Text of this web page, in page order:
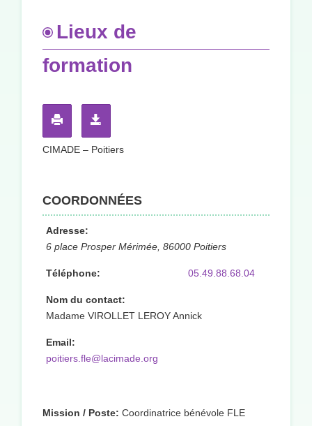
Lieux de
formation
CIMADE – Poitiers
COORDONNÉES
Adresse:
6 place Prosper Mérimée, 86000 Poitiers
Téléphone: 05.49.88.68.04
Nom du contact:
Madame VIROLLET LEROY Annick
Email:
poitiers.fle@lacimade.org
Mission / Poste: Coordinatrice bénévole FLE